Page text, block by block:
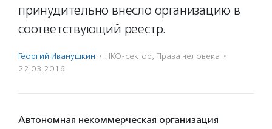
принудительно внесло организацию в
соответствующий реестр.
Георгий Иванушкин · НКО-сектор, Права человека ·
22.03.2016
Автономная некоммерческая организация